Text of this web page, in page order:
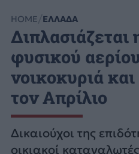
HOME ΕΛΛΑΔΑ
Διπλασιάζεται
φυσικού
νοικοκυριά
τον Απρίλιο
Δικαιούχοι της
οικιακοί